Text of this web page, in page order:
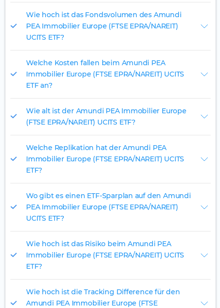
Wie hoch ist das Fondsvolumen des Amundi
PEA Immobilier Europe (FTSE EPRA/NAREIT)
UCITS ETF?
Welche Kosten fallen beim Amundi PEA
Immobilier Europe (FTSE EPRA/NAREIT) UCITS
ETF an?
Wie alt ist der Amundi PEA Immobilier Europe
(FTSE EPRA/NAREIT) UCITS ETF?
Welche Replikation hat der Amundi PEA
Immobilier Europe (FTSE EPRA/NAREIT) UCITS
ETF?
Wo gibt es einen ETF-Sparplan auf den Amundi
PEA Immobilier Europe (FTSE EPRA/NAREIT)
UCITS ETF?
Wie hoch ist das Risiko beim Amundi PEA
Immobilier Europe (FTSE EPRA/NAREIT) UCITS
ETF?
Wie hoch ist die Tracking Difference für den
Amundi PEA Immobilier Europe (FTSE